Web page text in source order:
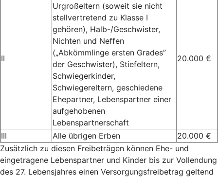
II
Urgroßeltern (soweit sie nicht
stellvertretend zu Klasse I
gehören), Halb-/Geschwister,
Nichten und Neffen
(„Abkömmlinge ersten Grades”
der Geschwister), Stiefeltern,
Schwiegerkinder,
Schwiegereltern, geschiedene
Ehepartner, Lebenspartner einer
aufgehobenen
Lebenspartnerschaft
20.000 €
III Alle übrigen Erben
20.000 €
Zusätzlich zu diesen Freibeträgen können Ehe- und
eingetragene Lebenspartner und Kinder bis zur Vollendung
des 27. Lebensjahres einen Versorgungsfreibetrag geltend